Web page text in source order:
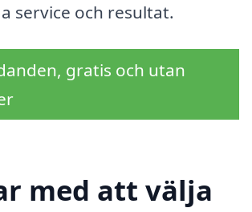
service och resultat.
gratis och utan
med att välja